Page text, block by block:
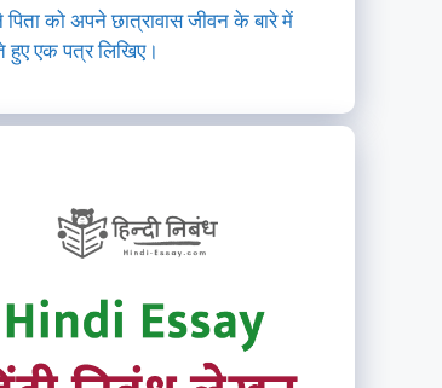
को अपने छात्रावास जीवन के बारे में
हुए एक पत्र लिखिए।